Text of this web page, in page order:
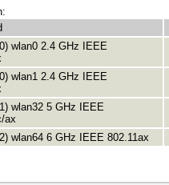
wlan0 2.4 GHz IEEE
wlan1 2.4 GHz IEEE
wlan32 5 GHz IEEE
ax
wlan64 6 GHz IEEE 802.11ax